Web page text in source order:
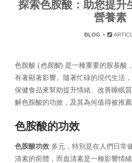
探索色胺酸：助您提升
營養素
BLOG
色胺酸 (色胺酸) 是一種重要的胺基酸
有著顯著影響。隨著忙碌的現代生活
保健食品來幫助提升情緒、改善睡眠
解色胺酸的功效，及其為何值得被推薦
色胺酸的功效
色胺酸功效 多元，特別是在人們日常
清素的前體，而血清素是一種影響情